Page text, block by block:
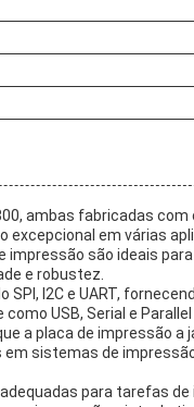
ambas fabricadas com
excepcional em várias
impressão são ideais
e robustez.
I2C e UART,
USB, Serial e
a placa de impressão a
sistemas de
para tarefas